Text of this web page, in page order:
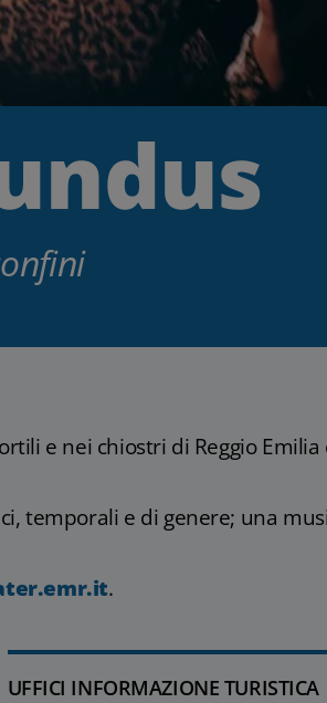
e nei chiostri di Reggio
temporali e di genere; una
.
UFFICI INFORMAZIONE TURISTICA